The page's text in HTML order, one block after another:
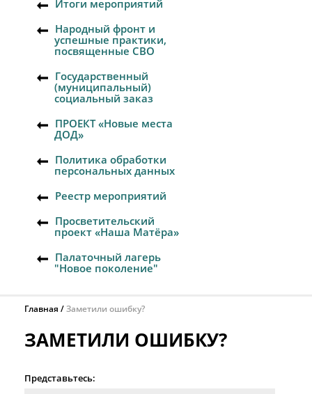
Итоги мероприятий
Народный фронт и
успешные практики,
посвященные СВО
Государственный
(муниципальный)
социальный заказ
ПРОЕКТ «Новые места
ДОД»
Политика обработки
персональных данных
Реестр мероприятий
Просветительский
проект «Наша Матёра»
Палаточный лагерь
"Новое поколение"
Главная Заметили ошибку?
ЗАМЕТИЛИ ОШИБКУ?
Представьтесь: